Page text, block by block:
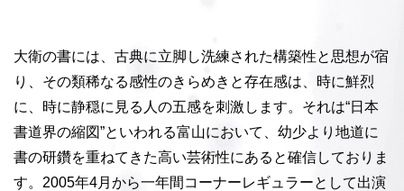
大衛の書には、古典に立脚し洗練された構築性と思想が宿
り、その類稀なる感性のきらめきと存在感は、時に鮮烈
に、時に静穏に見る人の五感を刺激します。それは“日本
書道界の縮図”といわれる富山において、幼少より地道に
書の研鑽を重ねてきた高い芸術性にあると確信しておりま
す。2005年4月から一年間コーナーレギュラーとして出演